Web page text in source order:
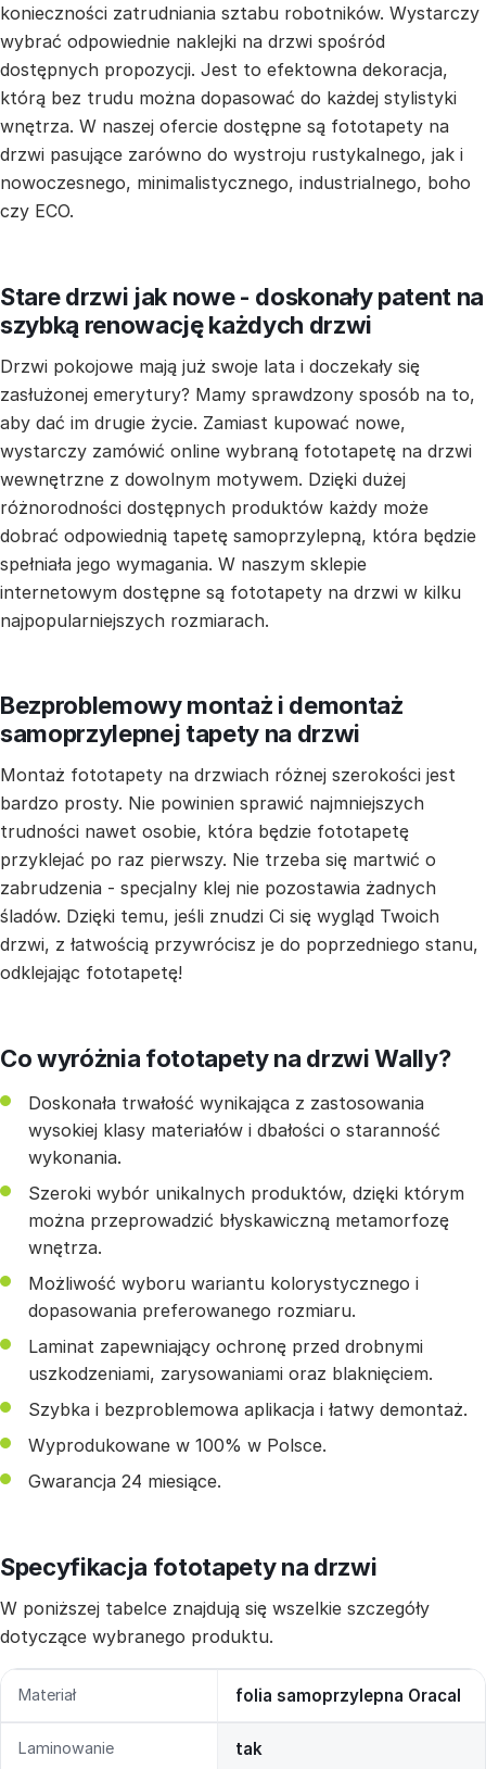
konieczności zatrudniania sztabu robotników. Wystarczy
wybrać odpowiednie naklejki na drzwi spośród
dostępnych propozycji. Jest to efektowna dekoracja,
którą bez trudu można dopasować do każdej stylistyki
wnętrza. W naszej ofercie dostępne są fototapety na
drzwi pasujące zarówno do wystroju rustykalnego, jak i
nowoczesnego, minimalistycznego, industrialnego, boho
czy ECO.
Stare drzwi jak nowe - doskonały patent na
szybką renowację każdych drzwi
Drzwi pokojowe mają już swoje lata i doczekały się
zasłużonej emerytury? Mamy sprawdzony sposób na to,
aby dać im drugie życie. Zamiast kupować nowe,
wystarczy zamówić online wybraną fototapetę na drzwi
wewnętrzne z dowolnym motywem. Dzięki dużej
różnorodności dostępnych produktów każdy może
dobrać odpowiednią tapetę samoprzylepną, która będzie
spełniała jego wymagania. W naszym sklepie
internetowym dostępne są fototapety na drzwi w kilku
najpopularniejszych rozmiarach.
Bezproblemowy montaż i demontaż
samoprzylepnej tapety na drzwi
Montaż fototapety na drzwiach różnej szerokości jest
bardzo prosty. Nie powinien sprawić najmniejszych
trudności nawet osobie, która będzie fototapetę
przyklejać po raz pierwszy. Nie trzeba się martwić o
zabrudzenia - specjalny klej nie pozostawia żadnych
śladów. Dzięki temu, jeśli znudzi Ci się wygląd Twoich
drzwi, z łatwością przywrócisz je do poprzedniego stanu,
odklejając fototapetę!
Co wyróżnia fototapety na drzwi Wally?
Doskonała trwałość wynikająca z zastosowania
wysokiej klasy materiałów i dbałości o staranność
wykonania.
Szeroki wybór unikalnych produktów, dzięki którym
można przeprowadzić błyskawiczną metamorfozę
wnętrza.
Możliwość wyboru wariantu kolorystycznego i
dopasowania preferowanego rozmiaru.
Laminat zapewniający ochronę przed drobnymi
uszkodzeniami, zarysowaniami oraz blaknięciem.
Szybka i bezproblemowa aplikacja i łatwy demontaż.
Wyprodukowane w 100% w Polsce.
Gwarancja 24 miesiące.
Specyfikacja fototapety na drzwi
W poniższej tabelce znajdują się wszelkie szczegóły
dotyczące wybranego produktu.
Materiał folia samoprzylepna Oracal
Laminowanie tak